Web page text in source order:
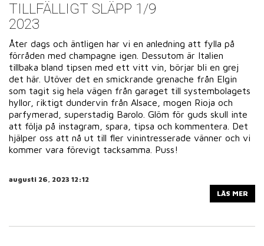
TILLFÄLLIGT SLÄPP 1/9
2023
Åter dags och äntligen har vi en anledning att fylla på
förråden med champagne igen. Dessutom är Italien
tillbaka bland tipsen med ett vitt vin, börjar bli en grej
det här. Utöver det en smickrande grenache från Elgin
som tagit sig hela vägen från garaget till systembolagets
hyllor, riktigt dundervin från Alsace, mogen Rioja och
parfymerad, superstadig Barolo. Glöm för guds skull inte
att följa på instagram, spara, tipsa och kommentera. Det
hjälper oss att nå ut till fler vinintresserade vänner och vi
kommer vara förevigt tacksamma. Puss!
augusti 26, 2023 12:12
LÄS MER